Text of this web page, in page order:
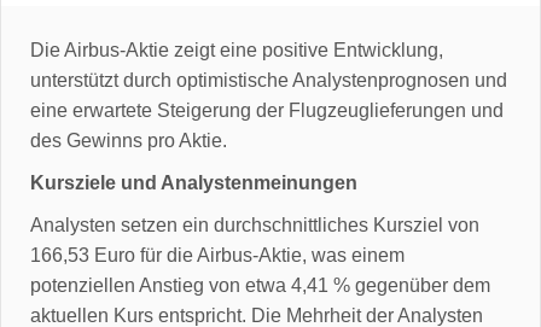
Die Airbus-Aktie zeigt eine positive Entwicklung,
unterstützt durch optimistische Analystenprognosen und
eine erwartete Steigerung der Flugzeuglieferungen und
des Gewinns pro Aktie.
Kursziele und Analystenmeinungen
Analysten setzen ein durchschnittliches Kursziel von
166,53 Euro für die Airbus-Aktie, was einem
potenziellen Anstieg von etwa 4,41 % gegenüber dem
aktuellen Kurs entspricht. Die Mehrheit der Analysten